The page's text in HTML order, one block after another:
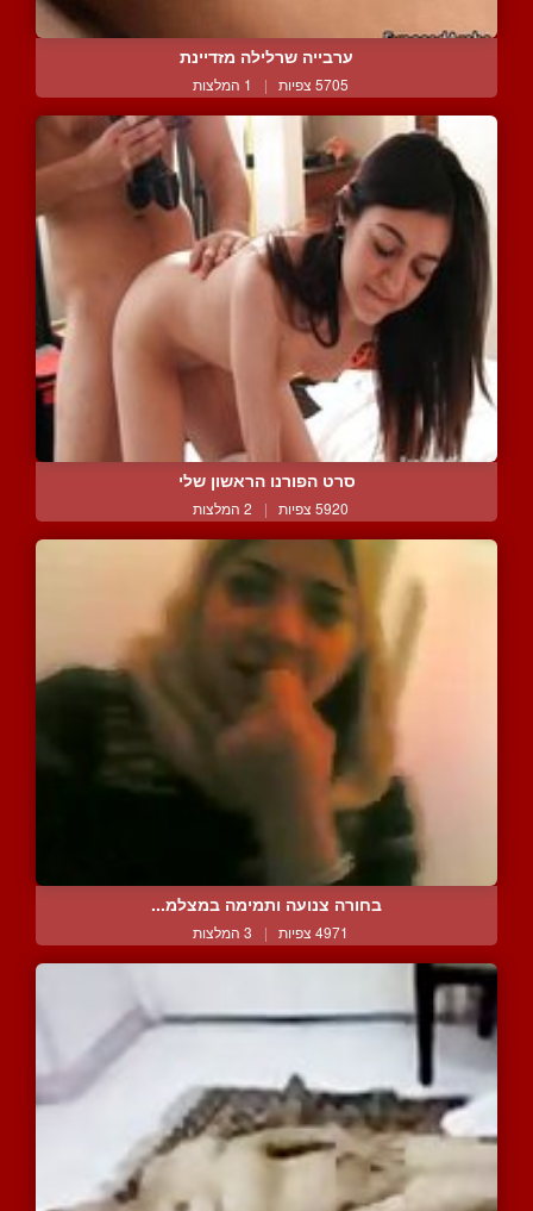
ערבייה שרלילה מזדיינת
5705 צפיות | 1 המלצות
סרט הפורנו הראשון שלי
5920 צפיות | 2 המלצות
בחורה צנועה ותמימה במצלמ...
4971 צפיות | 3 המלצות